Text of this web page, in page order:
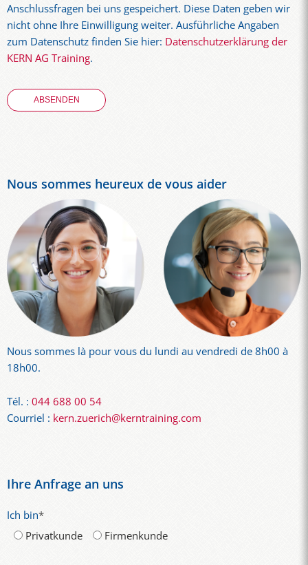
Anschlussfragen bei uns gespeichert. Diese Daten geben wir
nicht ohne Ihre Einwilligung weiter. Ausführliche Angaben
zum Datenschutz finden Sie hier: Datenschutzerklärung der
KERN AG Training.
Nous sommes heureux de vous aider
Nous sommes là pour vous du lundi au vendredi de 8h00 à
18h00.
Tél. : 044 688 00 54
Courriel : kern.zuerich@kerntraining.com
Ihre Anfrage an uns
Ich bin*
Privatkunde
Firmenkunde